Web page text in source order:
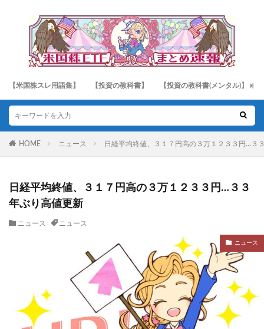
【米国株スレ用語集】 【投資の教科書】 【投資の教科書(メンタル)】
HOME ニュース 日経平均終値、３１７円高の３万１２３３円…３
日経平均終値、３１７円高の３万１２３３円…３３
年ぶり高値更新
ニュース ニュース
ニュース